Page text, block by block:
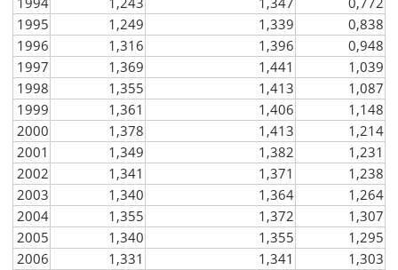
1995
1,249 1,339
0,838
1996
1,316 1,396
0,948
1997
1,369 1,441
1,039
1998
1,355 1,413
1,087
1999
1,361 1,406
1,148
2000
1,378 1,413
1,214
2001
1,349 1,382
1,231
2002
1,341 1,371
1,238
2003
1,340 1,364
1,264
2004
1,355 1,372
1,307
2005
1,340 1,355
1,295
2006
1,331 1,341
1,303